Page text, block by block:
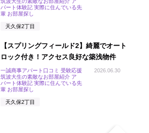
筑波大生の素敵なお部屋紹介 ア
パート体験記 実際に住んでいる先
輩 お部屋探し
天久保2丁目
【スプリングフィールド2】綺麗でオート
ロック付き！アクセス良好な築浅物件
2026.06.30
一誠商事アパート口コミ 受験応援
筑波大生の素敵なお部屋紹介 ア
パート体験記 実際に住んでいる先
輩 お部屋探し
天久保2丁目